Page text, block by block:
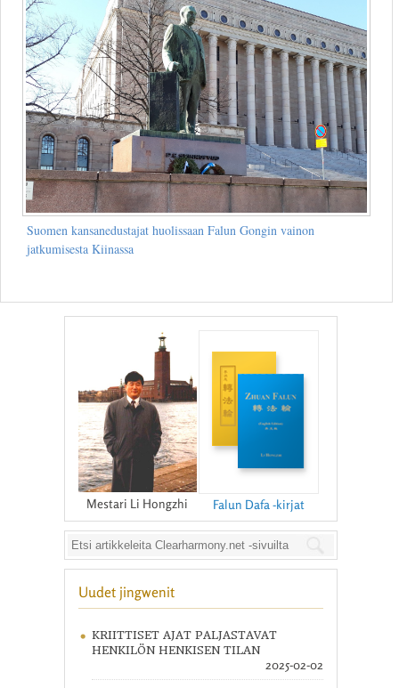
Suomen kansanedustajat huolissaan Falun Gongin vainon
jatkumisesta Kiinassa
Mestari Li Hongzhi Falun Dafa -kirjat
Uudet jingwenit
KRIITTISET AJAT PALJASTAVAT
HENKILÖN HENKISEN TILAN
2025-02-02